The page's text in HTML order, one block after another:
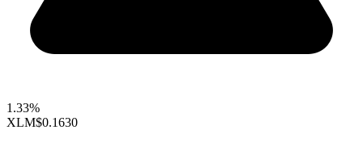
1.33%
XLM$0.1630